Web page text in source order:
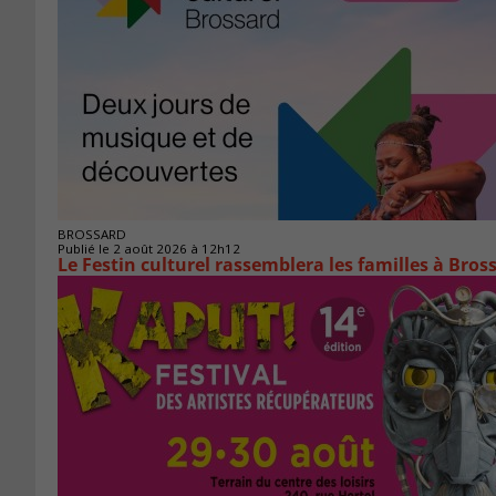
BROSSARD
Publié le 2 août 2026 à 12h12
Le Festin culturel rassemblera les familles à